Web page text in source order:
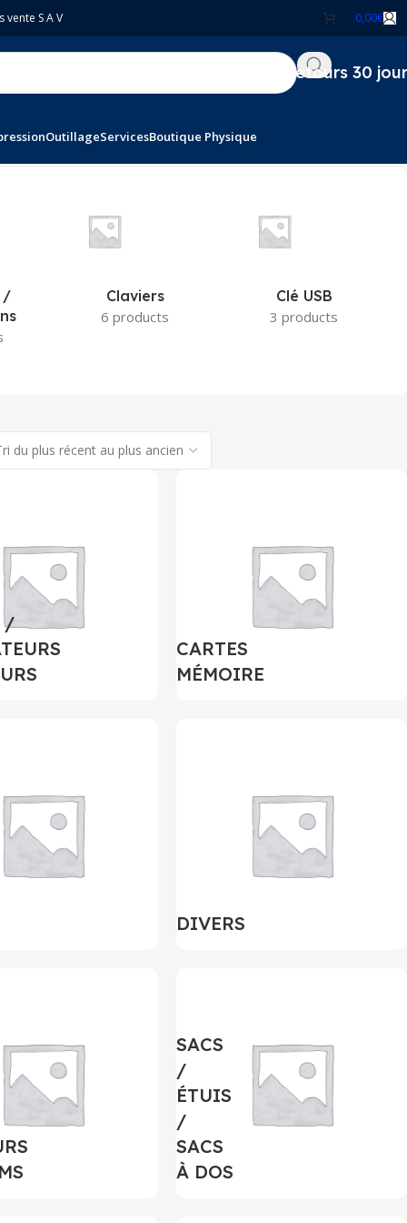
vente S A V 0,00€
Retours 30
OutillageServicesBoutique Physique
/
Claviers
6 products
Clé USB
3 products
/
CARTES
MÉMOIRE
DIVERS
SACS
/
ÉTUIS
/
SACS
À DOS